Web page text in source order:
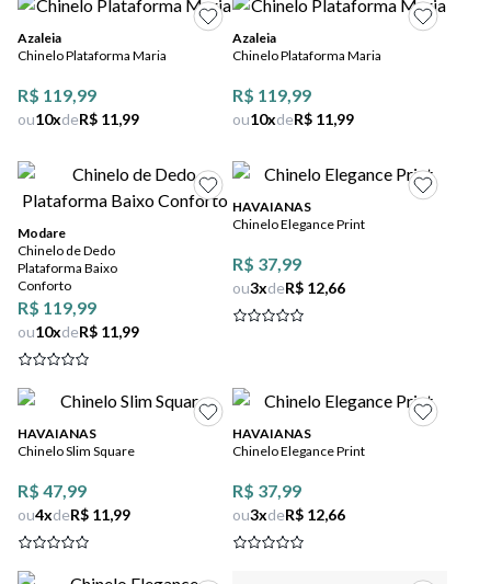
9º chuteira
º
Azaleia
Chinelo Plataforma Maria
R$ 119,99
ou10xdeR$ 11,99
Azaleia
Chinelo Plataforma Maria
R$ 119,99
ou10xdeR$ 11,99
Modare
Chinelo de Dedo
Plataforma Baixo
Conforto
R$ 119,99
ou10xdeR$ 11,99
HAVAIANAS
Chinelo Elegance Print
R$ 37,99
ou3xdeR$ 12,66
HAVAIANAS
Chinelo Slim Square
R$ 47,99
ou4xdeR$ 11,99
HAVAIANAS
Chinelo Elegance Print
R$ 37,99
ou3xdeR$ 12,66